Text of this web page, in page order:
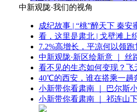
中新观陇·我们的视角
成纪故事 | “桃”醉天下 秦
看，这里是肃北 | 戈壁滩上
7.2%高增长，平凉何以领跑
中新观陇·新区绘新意 ｜
看不见的生态如何变现？飞
40℃的西安，谁在搭乘一趟
小新带你看肃南 ｜ 巴尔斯
小新带你看肃南 ｜ 祁连山